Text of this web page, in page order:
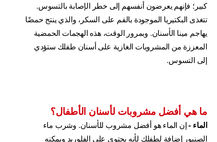
كبير؛ فإنهم يعرضون أنفسهم إلى خطر الإصابة بالتسوس.
تتغذى البكتيريا الموجودة بالفم على السكر، والذي ينتج حمضًا
يهاجم مينا الأسنان. وبمرور الوقت، هذه الهجمات الحمضية
المعززة من المشروبات الغازية على أسنان طفلك ستؤدي
إلى التسوس.
ما هي أفضل مشروبات لأسنان الأطفال؟
الماء -إن الماء هو أفضل مشروب للأسنان. وشرب ماء
الصنبور إضافة لطفلك لأنه يحتوي على الفلوريد ويمكنه